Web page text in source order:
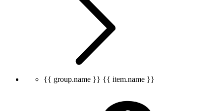
{{ group.name }} {{ item.name }}